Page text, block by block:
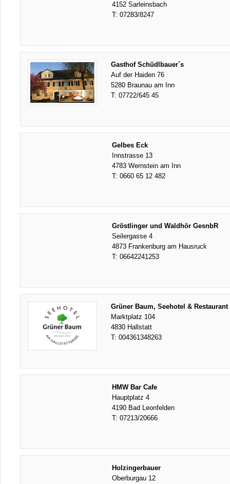
4152 Sarleinsbach
T: 07283/8247
Gasthof Schüdlbauer´s
Auf der Haiden 76
5280 Braunau am Inn
T: 07722/645 45
Gelbes Eck
Innstrasse 13
4783 Wernstein am Inn
T: 0660 65 12 482
Gröstlinger und Waldhör GesnbR
Seilergasse 4
4873 Frankenburg am Hausruck
T: 06642241253
Grüner Baum, Seehotel & Restaurant
Marktplatz 104
4830 Hallstatt
T: 004361348263
HMW Bar Cafe
Hauptplatz 4
4190 Bad Leonfelden
T: 07213/20666
Holzingerbauer
Oberburgau 12